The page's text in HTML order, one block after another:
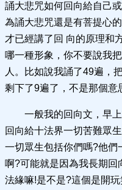
誦大悲咒如何回向給自己
為誦大悲咒還是有菩提心
才已經講了回 向的原理和
哪一種形象，你不要說我
人。比如說我誦了49遍，
剩下了9遍了，不是那個意
一般我的回向文，早
回向給十法界一切苦難眾
一切眾生包括你們嗎?他們
啊?可能就是因為我長期
法緣嘛!是不是?這個是開